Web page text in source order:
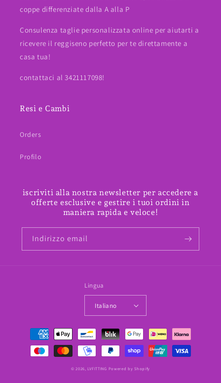
coppe differenziate dalla A alla P
Consulenza taglie personalizzata online per aiutarti a
ricevere il reggiseno perfetto per te direttamente a
casa tua!
contattaci al 3421117098!
Resi e Cambi
Orders
Profilo
iscriviti alla nostra newsletter per accedere a
offerte esclusive e gestire i tuoi ordini in
maniera rapida e veloce!
Indirizzo email
Lingua
Italiano
Metodi
pagamento
© 2026,LVFITTING Powered by Shopify